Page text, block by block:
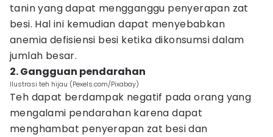
tanin yang dapat mengganggu penyerapan zat
besi. Hal ini kemudian dapat menyebabkan
anemia defisiensi besi ketika dikonsumsi dalam
jumlah besar.
2. Gangguan pendarahan
Ilustrasi teh hijau (Pexels.com/Pixabay)
Teh dapat berdampak negatif pada orang yang
mengalami pendarahan karena dapat
menghambat penyerapan zat besi dan